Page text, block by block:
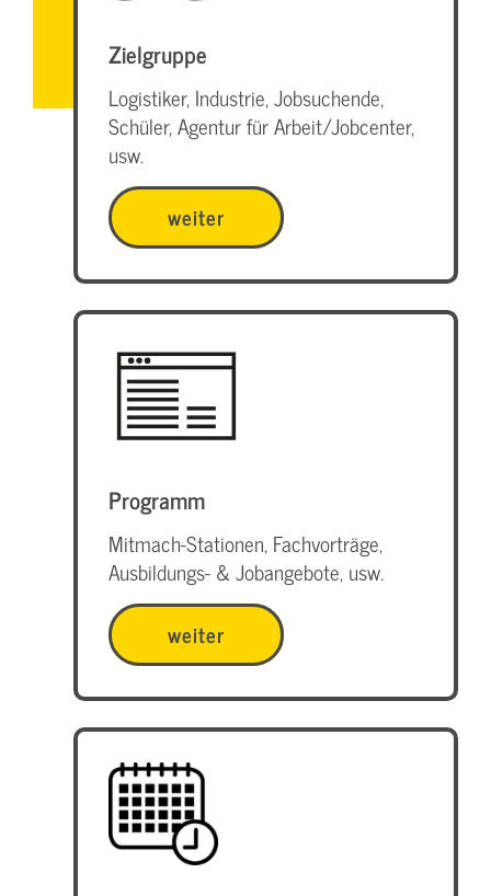
Zielgruppe
Logistiker, Industrie, Jobsuchende,
Schüler, Agentur für Arbeit/Jobcenter,
usw.
weiter
Programm
Mitmach-Stationen, Fachvorträge,
Ausbildungs- & Jobangebote, usw.
weiter